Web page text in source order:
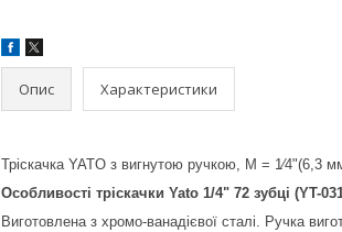
Опис Характеристики
Тріскачка YATO з вигнутою ручкою, M = 1⁄4"(6,3
Особливості тріскачки Yato 1/4" 72 зубці (YT-
Виготовлена з хромо-ванадієвої сталі. Ручка